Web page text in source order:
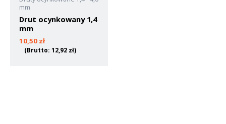
mm
Drut ocynkowany 1,4
mm
10,50 zł
(Brutto: 12,92 zł)